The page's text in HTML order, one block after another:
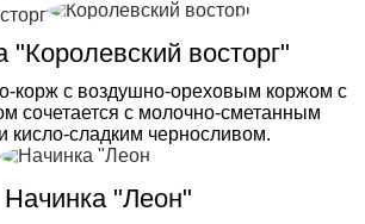
"Королевский восторг"
корж с воздушно-ореховым коржом с
сочетается с молочно-сметанным
кисло-сладким черносливом.
Начинка "Леон"